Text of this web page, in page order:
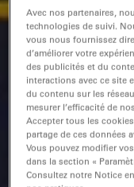
d’inspection ?
Les microscopes
investissement
ils vous permettent
variété des
polyvalents. Grâce
Leica peuvent
d’inspection et
Avec nos partenaires,
technologies de suivi.
vous nous fournissez
d’améliorer votre
des publicités et du
interactions avec ce site
du contenu sur les
mesurer l’efficacité de
Accepter tous les
partage de ces données
Vous pouvez modifier
dans la section «
Consultez notre Notice